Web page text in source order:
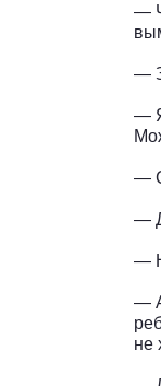
—
—
—
—
—
—
—
не